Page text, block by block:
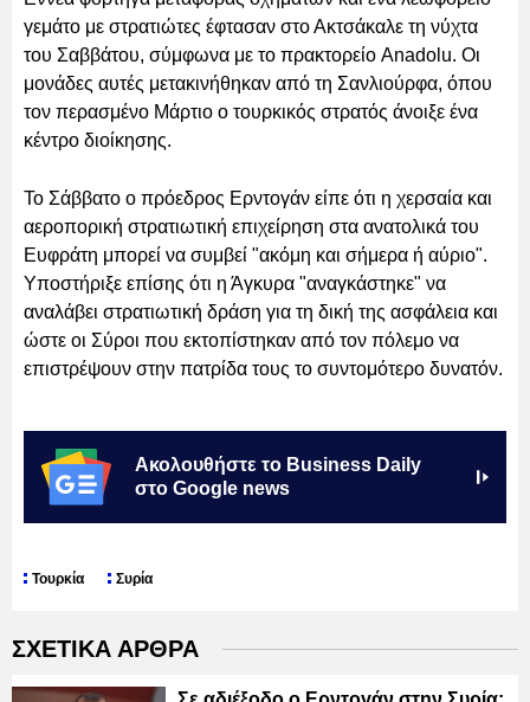
γεμάτο με στρατιώτες έφτασαν στο Ακτσάκαλε τη νύχτα
του Σαββάτου, σύμφωνα με το πρακτορείο Anadolu. Οι
μονάδες αυτές μετακινήθηκαν από τη Σανλιούρφα, όπου
τον περασμένο Μάρτιο ο τουρκικός στρατός άνοιξε ένα
κέντρο διοίκησης.
Το Σάββατο ο πρόεδρος Ερντογάν είπε ότι η χερσαία και
αεροπορική στρατιωτική επιχείρηση στα ανατολικά του
Ευφράτη μπορεί να συμβεί "ακόμη και σήμερα ή αύριο".
Υποστήριξε επίσης ότι η Άγκυρα "αναγκάστηκε" να
αναλάβει στρατιωτική δράση για τη δική της ασφάλεια και
ώστε οι Σύροι που εκτοπίστηκαν από τον πόλεμο να
επιστρέψουν στην πατρίδα τους το συντομότερο δυνατόν.
Ακολουθήστε το Business Daily
στο Google news
Τουρκία Συρία
ΣΧΕΤΙΚΑ ΑΡΘΡΑ